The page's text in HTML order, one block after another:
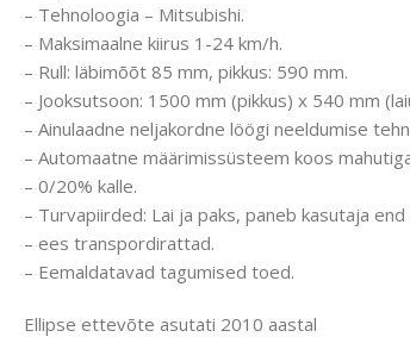
– Tehnoloogia – Mitsubishi.
– Maksimaalne kiirus 1-24 km/h.
– Rull: läbimõõt 85 mm, pikkus: 590 mm.
– Jooksutsoon: 1500 mm (pikkus) x 540 mm
– Ainulaadne neljakordne löögi neeldumise
– Automaatne määrimissüsteem koos
– 0/20% kalle.
– Turvapiirded: Lai ja paks, paneb kasutaja
– ees transpordirattad.
– Eemaldatavad tagumised toed.
Ellipse ettevõte asutati 2010 aastal